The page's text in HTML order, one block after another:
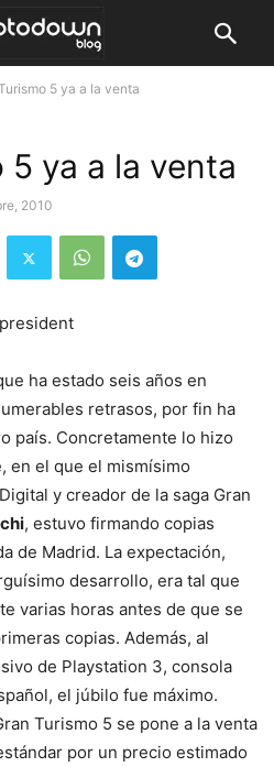
5 ya a la venta
5 ya a la venta
2010
ha estado seis años en
retrasos, por fin ha
país. Concretamente lo hizo
en el que el mismísimo
y creador de la saga Gran
, estuvo firmando copias
de Madrid. La expectación,
desarrollo, era tal que
varias horas antes de que se
copias. Además, al
de Playstation 3, consola
el júbilo fue máximo.
Turismo 5 se pone a la venta
por un precio estimado